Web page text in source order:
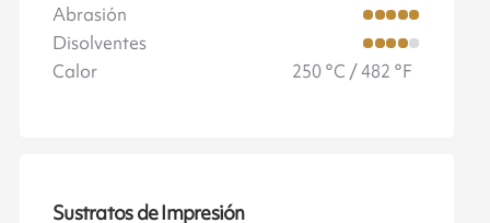
Abrasión
Disolventes
Calor
250 °C / 482 °F
Sustratos de Impresión